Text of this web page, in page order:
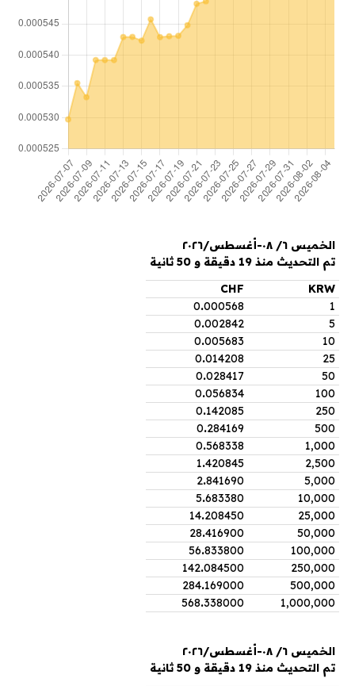
الخميس ٦/ ٠٨-أغسطس/٢٠٢٦
تم التحديث منذ 19 دقيقة و 50 ثانية
KRW
CHF
1
0.000568
5
0.002842
10
0.005683
25
0.014208
50
0.028417
100
0.056834
250
0.142085
500
0.284169
1,000
0.568338
2,500
1.420845
5,000
2.841690
10,000
5.683380
25,000
14.208450
50,000
28.416900
100,000
56.833800
250,000
142.084500
500,000
284.169000
1,000,000
568.338000
الخميس ٦/ ٠٨-أغسطس/٢٠٢٦
تم التحديث منذ 19 دقيقة و 50 ثانية